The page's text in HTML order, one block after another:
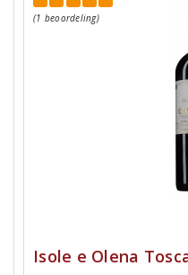
(1 beoordeling)
Isole e Olena